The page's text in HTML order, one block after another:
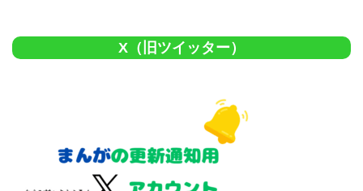
X（旧ツイッター）